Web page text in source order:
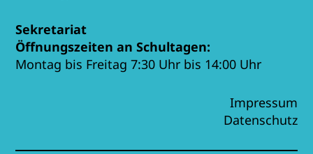
Sekretariat
Öffnungszeiten an Schultagen:
Montag bis Freitag 7:30 Uhr bis 14:00 Uhr
Impressum
Datenschutz